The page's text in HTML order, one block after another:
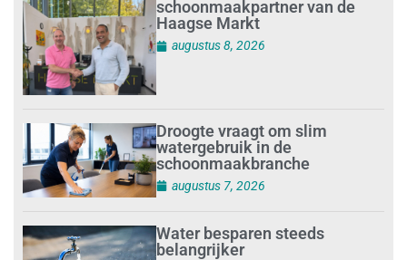
schoonmaakpartner van de
Haagse Markt
augustus 8, 2026
Droogte vraagt om slim
watergebruik in de
schoonmaakbranche
augustus 7, 2026
Water besparen steeds
belangrijker